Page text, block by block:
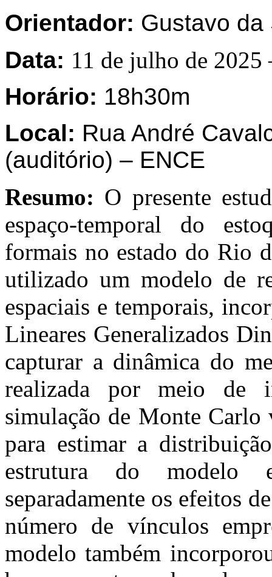
Orientador: Gustavo da
Data: 11 de julho de 2025
Horário: 18h30m
Local: Rua André
(auditório) – ENCE
Resumo: O presente
espaço-temporal do
formais no estado do Rio
utilizado um modelo de
espaciais e temporais,
Lineares Generalizados
capturar a dinâmica do
realizada por meio de
simulação de Monte
para estimar a
estrutura do modelo
separadamente os efeitos
número de vínculos
modelo também